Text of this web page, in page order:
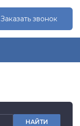
Заказать звонок
НАЙТИ